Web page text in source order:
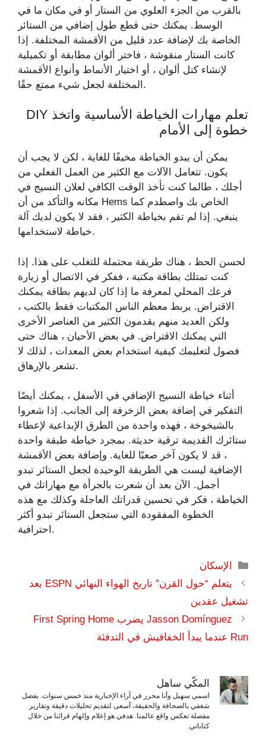
بالقرب من الجزء العلوي من الستار أو في مكان ما في
الوسط. يمكنك حتى قطع طول إضافي من الستائر
الخاصة بك لإضافة عدد قليل من الأقمشة المختلفة. إذا
كانت الستار منقوشة ، فاختر ألوان مطابقة أو تكميلية
لإنشاء كتل ألوان ، أو اختيار الأنماط وأنواع الأقمشة
المختلفة لجعل شيء ممتع حقًا.
تعلم مهارات الخياطة الأساسية واتخذ DIY
خطوة إلى الأمام
يمكن أن يبدو الخياطة مخيفًا للغاية ، لكن لا يجب أن
يكون. تتعامل الآلات مع الكثير من العمل الفعلي من
أجلك ، طالما كنت تأخذ الوقت الكافي لعلان النسيج في
مكانه والتأكد من أن Hems الخاص بك واصطدم كما
ينبغي. إذا لم تقم بخياطة الكثير ، فقد لا يكون لديك آلة
خياطة لاستخدامها.
لحسن الحظ ، هناك طريقة محتملة للتغلب على هذا. إذا
كنت تمتلك بطاقة مكتبة ، ففكر في الاتصال أو زيارة
فرعك المحلي لمعرفة ما إذا كان لديهم بطاقة يمكنك
الاقتراض. يربط معظم الناس المكتبات فقط بالكتب ،
ولكن العديد منهم يقدمون الكثير من العناصر الأخرى
التي يمكنك الاقتراض. في بعض الأحيان ، هناك حتى
فصول لتعليمك كيفية استخدام بعض المعدات ، لذلك لا
تشعر بالإرهاق.
أثناء خياطة النسيج الإضافي في الأسفل ، يمكنك أيضًا
التفكير في إضافة بعض الزخرفة إلى الجانب. إذا شعروا
بالشيخوخة ، فهذه واحدة من الطرق الإبداعية لإعطاء
ستائرك القديمة ترقية حديثة. بمجرد خياطة طبقة واحدة
، قد لا يكون آخر صعبًا للغاية. وإضافة بعض الأقمشة
الإضافية ليست هي الطريقة الوحيدة لجعل الستائر تبدو
أجمل. الآن بعد أن شعرت بالجرأة مع مهاراتك في
الخياطة ، فكر في تحسين قدراتك العاجلة وكذلك مع هذه
الخطوة المفقودة التي ستجعل الستائر تبدو أكثر
احترافية.
التصنيفات
الإسكان
يتعلم “حول القرن” تاريخ الهواء النهائي ESPN بعد
تشغيل عقدين
Jasson Domínguez يضرب First Spring Home
Run عندما يبدأ الخفافيش في التدفئة
المكّي ساهل
اسمي سهيل وأنا محرر في آراء الإخبارية منذ خمس سنوات. بفضل
شغفي بالصحافة والحقيقة، أسعى لتقديم تحليلات دقيقة وتقارير
مفصلة تعكس واقع عالمنا. هدفي هو إعلام وإلهام قرائنا من خلال
كتاباتي.